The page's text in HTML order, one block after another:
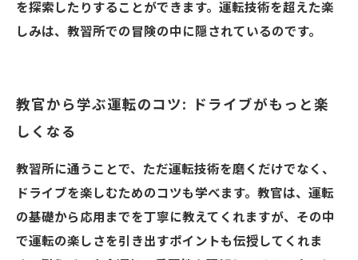
を探索したりすることができます。運転技術を超えた楽
しみは、教習所での冒険の中に隠されているのです。
教官から学ぶ運転のコツ: ドライブがもっと楽
しくなる
教習所に通うことで、ただ運転技術を磨くだけでなく、
ドライブを楽しむためのコツも学べます。教官は、運転
の基礎から応用までを丁寧に教えてくれますが、その中
で運転の楽しさを引き出すポイントも伝授してくれま